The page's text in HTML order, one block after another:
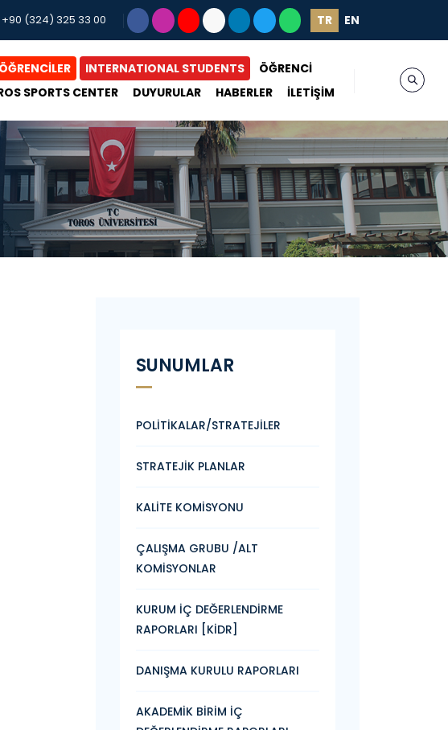
+90 (324) 325 33 00 TR EN
INTERNATIONAL STUDENTS
ÖĞRENCİ
SPORTS CENTER DUYURULAR HABERLER İLETİŞİM
SUNUMLAR
POLİTİKALAR/STRATEJİLER
STRATEJİK PLANLAR
KALİTE KOMİSYONU
ÇALIŞMA GRUBU /ALT
KOMİSYONLAR
KURUM İÇ DEĞERLENDİRME
RAPORLARI [KİDR]
DANIŞMA KURULU RAPORLARI
AKADEMİK BİRİM İÇ